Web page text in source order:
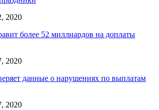
2020
более 52 миллиардов на доплаты
2020
данные о нарушениях по выплатам
2020